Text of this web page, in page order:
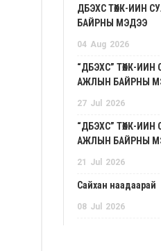
ДБЭХС ТӨХК-ИЙН
БАЙРНЫ МЭДЭЭ
04 Aug 2026
“ДБЭХС” ТӨХК-ИЙН
АЖЛЫН БАЙРНЫ
27 Jul 2026
“ДБЭХС” ТӨХК-ИЙН
АЖЛЫН БАЙРНЫ
21 Jul 2026
Сайхан наадаарай
08 Jul 2026